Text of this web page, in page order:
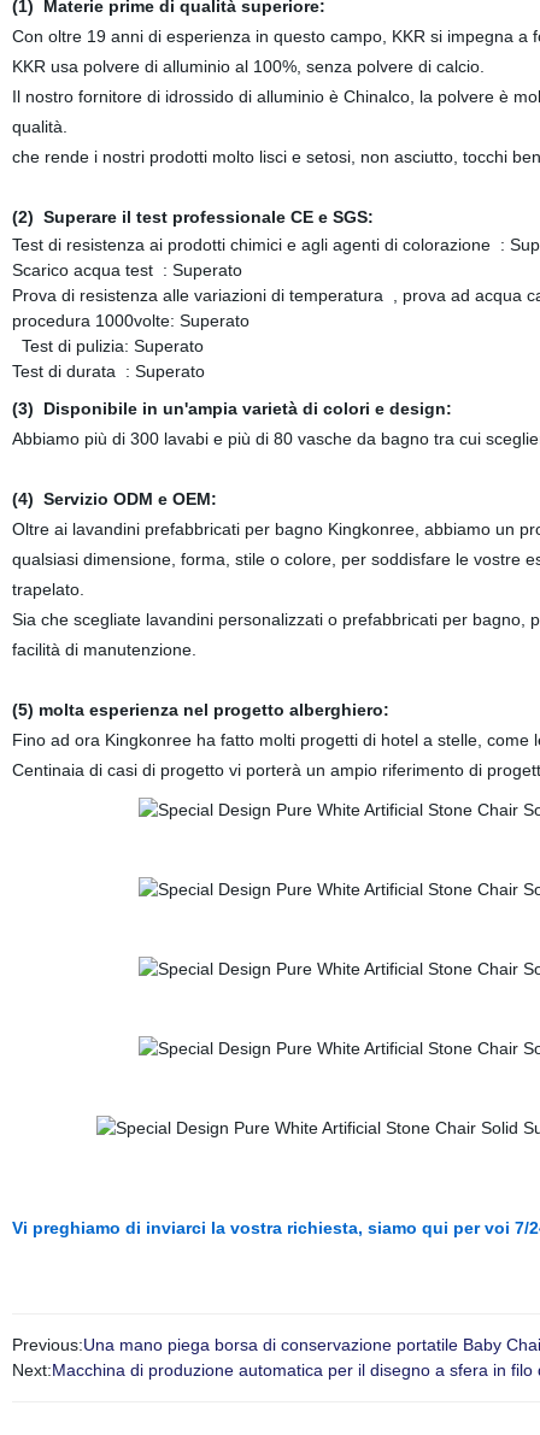
(1) Materie prime di qualità superiore:
Con oltre 19 anni di esperienza in questo campo, KKR si impegna
KKR usa polvere di alluminio al 100%, senza polvere di calcio.
Il nostro fornitore di idrossido di alluminio è Chinalco, la polvere è
qualità.
che rende i nostri prodotti molto lisci e setosi, non asciutto, tocchi
(2) Superare il test professionale CE e SGS:
Test di resistenza ai prodotti chimici e agli agenti di colorazione :
Scarico acqua test : Superato
Prova di resistenza alle variazioni di temperatura , prova ad acqua
procedura 1000volte: Superato
Test di pulizia: Superato
Test di durata : Superato
(3) Disponibile in un'ampia varietà di colori e design:
Abbiamo più di 300 lavabi e più di 80 vasche da bagno tra cui
(4) Servizio ODM e OEM:
Oltre ai lavandini prefabbricati per bagno Kingkonree, abbiamo un
qualsiasi dimensione, forma, stile o colore, per soddisfare le
trapelato.
Sia che scegliate lavandini personalizzati o prefabbricati per
facilità di manutenzione.
(5) molta esperienza nel progetto alberghiero:
Fino ad ora Kingkonree ha fatto molti progetti di hotel a stelle, come
Centinaia di casi di progetto vi porterà un ampio riferimento di
Vi preghiamo di inviarci la vostra richiesta, siamo qui per voi 7/
Previous:Una mano piega borsa di conservazione portatile Baby
Next:Macchina di produzione automatica per il disegno a sfera in filo